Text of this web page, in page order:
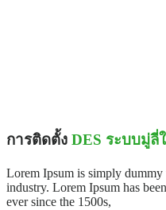
การติดตั้ง DES ระบบมู่ลี่
Lorem Ipsum is simply
industry. Lorem Ipsum has
ever since the 1500s,